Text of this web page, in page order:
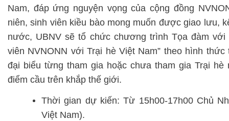
Nam, đáp ứng nguyện vọng của cộng đồng
niên, sinh viên kiều bào mong muốn được giao lưu,
nước, UBNV sẽ tổ chức chương trình Tọa đàm với
viên NVNONN với Trại hè Việt Nam” theo hình
đại biểu từng tham gia hoặc chưa tham gia Trại hè
điểm cầu trên khắp thế giới.
Thời gian dự kiến: Từ 15h00-17h00 Chủ
Việt Nam).